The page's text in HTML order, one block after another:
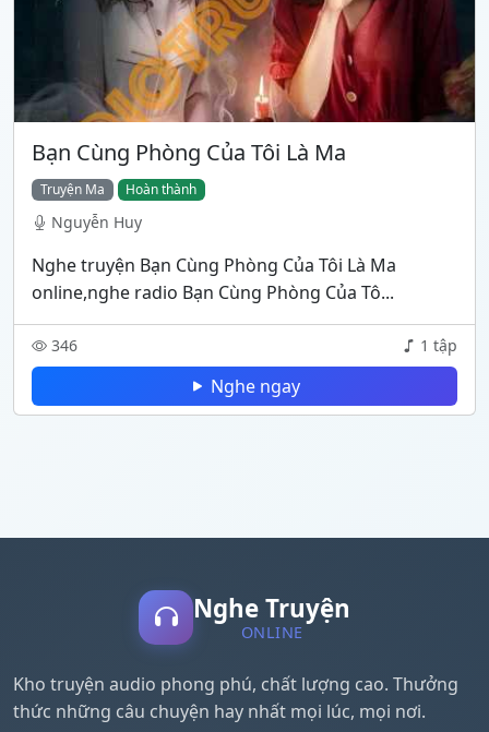
Bạn Cùng Phòng Của Tôi Là Ma
Truyện Ma Hoàn thành
Nguyễn Huy
Nghe truyện Bạn Cùng Phòng Của Tôi Là Ma
online,nghe radio Bạn Cùng Phòng Của Tô...
346 1 tập
Nghe ngay
Nghe Truyện
ONLINE
Kho truyện audio phong phú, chất lượng cao. Thưởng
thức những câu chuyện hay nhất mọi lúc, mọi nơi.